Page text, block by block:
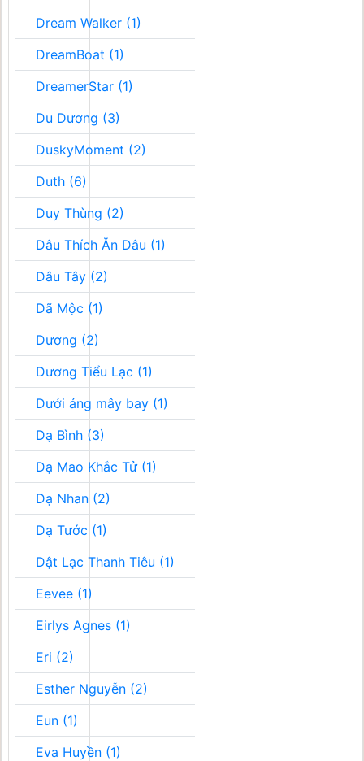
Dream Walker (1)
DreamBoat (1)
DreamerStar (1)
Du Dương (3)
DuskyMoment (2)
Duth (6)
Duy Thùng (2)
Dâu Thích Ăn Dâu (1)
Dâu Tây (2)
Dã Mộc (1)
Dương (2)
Dương Tiểu Lạc (1)
Dưới áng mây bay (1)
Dạ Bình (3)
Dạ Mao Khắc Tử (1)
Dạ Nhan (2)
Dạ Tước (1)
Dật Lạc Thanh Tiêu (1)
Eevee (1)
Eirlys Agnes (1)
Eri (2)
Esther Nguyễn (2)
Eun (1)
Eva Huyền (1)